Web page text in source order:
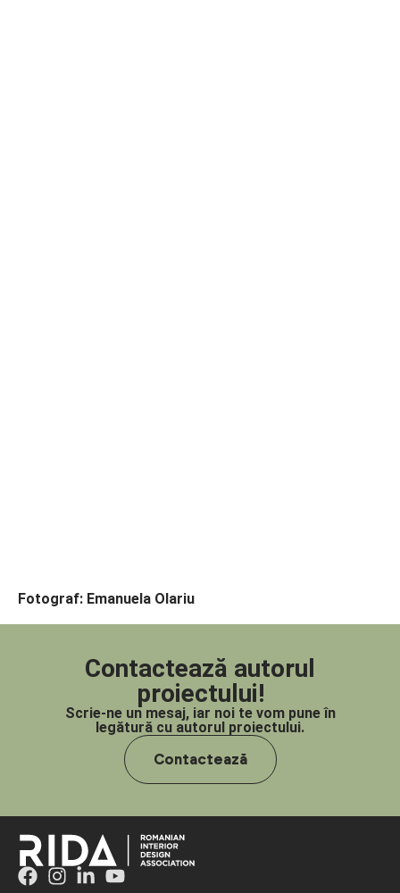
Fotograf: Emanuela Olariu
Contactează autorul
proiectului!
Scrie-ne un mesaj, iar noi te vom pune în
legătură cu autorul proiectului.
Contactează